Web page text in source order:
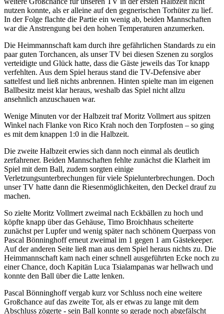
nutzen konnte, als er alleine auf den gegnerischen Torhüter zu lief.
In der Folge flachte die Partie ein wenig ab, beiden Mannschaften
war die Anstrengung bei den hohen Temperaturen anzumerken.
Die Heimmannschaft kam durch ihre gefährlichen Standards zu ein
paar guten Torchancen, als unser TV bei diesen Szenen zu sorglos
verteidigte und Glück hatte, dass die Gäste jeweils das Tor knapp
verfehlten. Aus dem Spiel heraus stand die TV-Defensive aber
sattelfest und ließ nichts anbrennen. Hinten spielte man im eigenen
Ballbesitz meist klar heraus, weshalb das Spiel nicht allzu
ansehnlich anzuschauen war.
Wenige Minuten vor der Halbzeit traf Moritz Vollmert aus spitzen
Winkel nach Flanke von Rico Krah noch den Torpfosten – so ging
es mit dem knappen 1:0 in die Halbzeit.
Die zweite Halbzeit erwies sich dann noch einmal als deutlich
zerfahrener. Beiden Mannschaften fehlte zunächst die Klarheit im
Spiel mit dem Ball, zudem sorgten einige
Verletzungsunterbrechungen für viele Spielunterbrechungen. Doch
unser TV hatte dann die Riesenmöglichkeiten, den Deckel drauf zu
machen.
So zielte Moritz Vollmert zweimal nach Eckbällen zu hoch und
köpfte knapp über das Gehäuse, Timo Broichhaus scheiterte
zunächst per Lupfer und wenig später nach schönem Querpass von
Pascal Bönninghoff erneut zweimal im 1 gegen 1 am Gästekeeper.
Auf der anderen Seite ließ man aus dem Spiel heraus nichts zu. Die
Heimmannschaft kam nach einer schnell ausgeführten Ecke noch zu
einer Chance, doch Kapitän Luca Tsialampanas war hellwach und
konnte den Ball über die Latte lenken.
Pascal Bönninghoff vergab kurz vor Schluss noch eine weitere
Großchance auf das zweite Tor, als er etwas zu lange mit dem
Abschluss zögerte - sein Ball konnte so gerade noch abgefälscht